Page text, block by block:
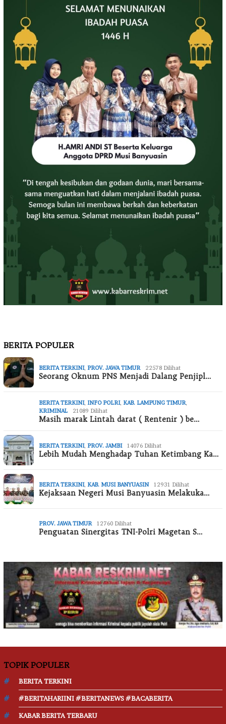
BERITA POPULER
BERITA TERKINI, PROV. JAWA TIMUR 22578 Dilihat
Seorang Oknum PNS Menjadi Dalang Penjipl…
BERITA TERKINI, INFO POLRI, KAB. LAMPUNG TIMUR,
KRIMINAL
21089 Dilihat
Masih marak Lintah darat ( Rentenir ) be…
BERITA TERKINI, PROV. JAMBI 14076 Dilihat
Lebih Mudah Menghadap Tuhan Ketimbang Ka…
BERITA TERKINI, KAB. MUSI BANYUASIN 12931 Dilihat
Kejaksaan Negeri Musi Banyuasin Melakuka…
PROV. JAWA TIMUR 12760 Dilihat
Penguatan Sinergitas TNI-Polri Magetan S…
TOPIK POPULER
BERITA TERKINI
#BERITAHARIINI #BERITANEWS #BACABERITA
KABAR BERITA TERBARU